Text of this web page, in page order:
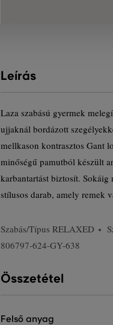
Leírás
Laza szabású gyermek
ujjaknál bordázott
mellkason kontrasztos Gant
minőségű pamutból készült
karbantartást biztosít.
stílusos darab, amely remek
Szabás/Típus RELAXED
806797-624-GY-638
Összetétel
felső anyag